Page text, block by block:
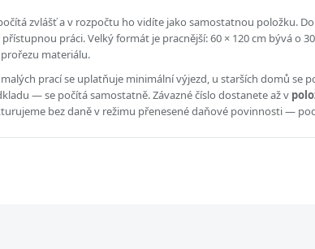
zvlášť a v rozpočtu ho vidíte jako samostatnou položku.
práci.Velký formát je pracnější: 60 × 120 cm bývá o
materiálu.
prací se uplatňuje minimální výjezd, u starších domů se
— se počítá samostatně. Závazné číslo dostanete až v
bez daně v režimu přenesené daňové povinnosti —